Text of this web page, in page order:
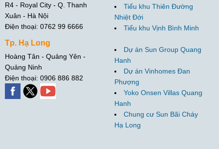
R4 - Royal City - Q. Thanh
Xuân - Hà Nội
Điện thoại: 0762 99 6666
Tp. Hạ Long
Hoàng Tân - Quảng Yên -
Quảng Ninh
Điện thoại: 0906 886 882
Tiểu khu Thiên Đường
Nhiệt Đới
Tiểu khu Vịnh Bình Minh
Dự án Sun Group Quang
Hanh
Dự án Vinhomes Đan
Phượng
Yoko Onsen Villas Quang
Hanh
Chung cư Sun Bãi Cháy
Hạ Long